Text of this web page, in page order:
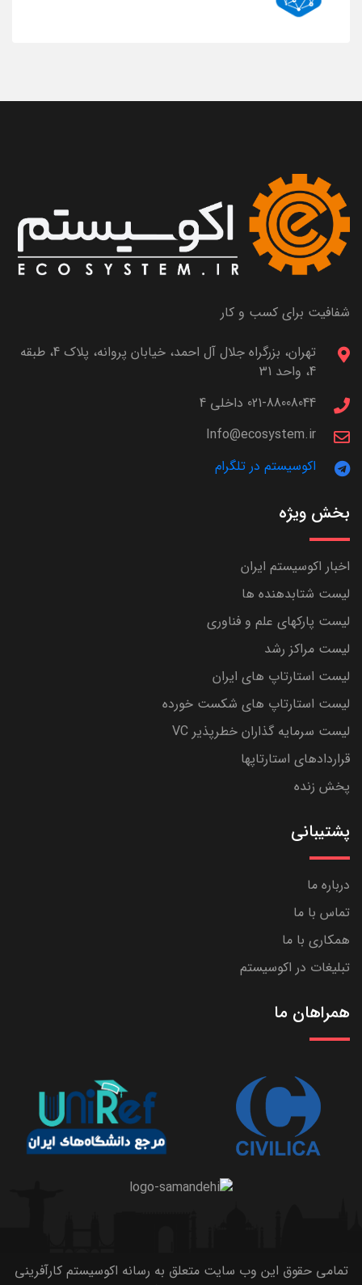
شفافیت برای کسب و کار
تهران، بزرگراه جلال آل احمد، خیابان پروانه، پلاک 4، طبقه
4، واحد 31
021-88008044 داخلی 4
Info@ecosystem.ir
اکوسیستم در تلگرام
بخش ویژه
اخبار اکوسیستم ایران
لیست شتابدهنده ها
لیست پارکهای علم و فناوری
لیست مراکز رشد
لیست استارتاپ های ایران
لیست استارتاپ های شکست خورده
لیست سرمایه گذاران خطرپذیر VC
قراردادهای استارتاپها
پخش زنده
پشتیبانی
درباره ما
تماس با ما
همکاری با ما
تبلیغات در اکوسیستم
همراهان ما
تمامی حقوق این وب سایت متعلق به رسانه اکوسیستم کارآفرینی